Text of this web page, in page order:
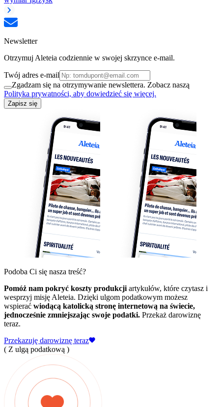
Newsletter
Otrzymuj Aleteia codziennie w swojej skrzynce e-mail.
Twój adres e-mail
Zgadzam się na otrzymywanie newslettera. Zobacz naszą
Polityka prywatności, aby dowiedzieć się więcej.
Zapisz się
Podoba Ci się nasza treść?
Pomóż nam pokryć koszty produkcji artykułów, które czytasz i
wesprzyj misję Aleteia. Dzięki ulgom podatkowym możesz
wspierać wiodącą katolicką stronę internetową na świecie,
jednocześnie zmniejszając swoje podatki. Przekaż darowiznę
teraz.
Przekazuję darowiznę teraz
( Z ulgą podatkową )